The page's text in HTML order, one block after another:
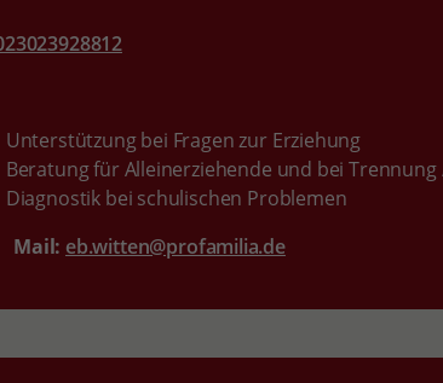
Unterstützung bei Fragen zur Erziehung
Beratung für Alleinerziehende und bei Trennung
Diagnostik bei schulischen Problemen
eb.witten@profamilia.de